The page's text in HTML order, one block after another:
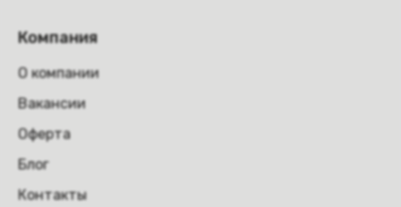
Компания
О компании
Вакансии
Оферта
Блог
Контакты